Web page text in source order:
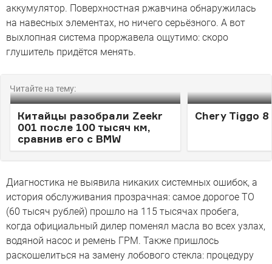
аккумулятор. Поверхностная ржавчина обнаружилась
на навесных элементах, но ничего серьёзного. А вот
выхлопная система проржавела ощутимо: скоро
глушитель придётся менять.
Читайте на тему:
Китайцы разобрали Zeekr
001 после 100 тысяч км,
сравнив его с BMW
Chery Tiggo 8
Диагностика не выявила никаких системных ошибок, а
история обслуживания прозрачная: самое дорогое ТО
(60 тысяч рублей) прошло на 115 тысячах пробега,
когда официальный дилер поменял масла во всех узлах,
водяной насос и ремень ГРМ. Также пришлось
раскошелиться на замену лобового стекла: процедуру